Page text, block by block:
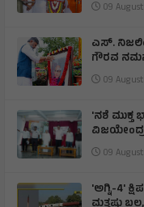
09 August
ಎಸ್.
ಗೌರವ
09 August
'ನಶೆ ಮುಕ್ತ
09 August
'ಅಗ್ನಿ-4'